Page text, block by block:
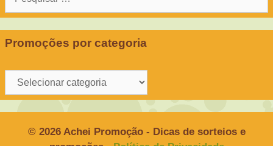
Promoções por categoria
Promoções
por
© 2026 Achei Promoção - Dicas de sorteios e